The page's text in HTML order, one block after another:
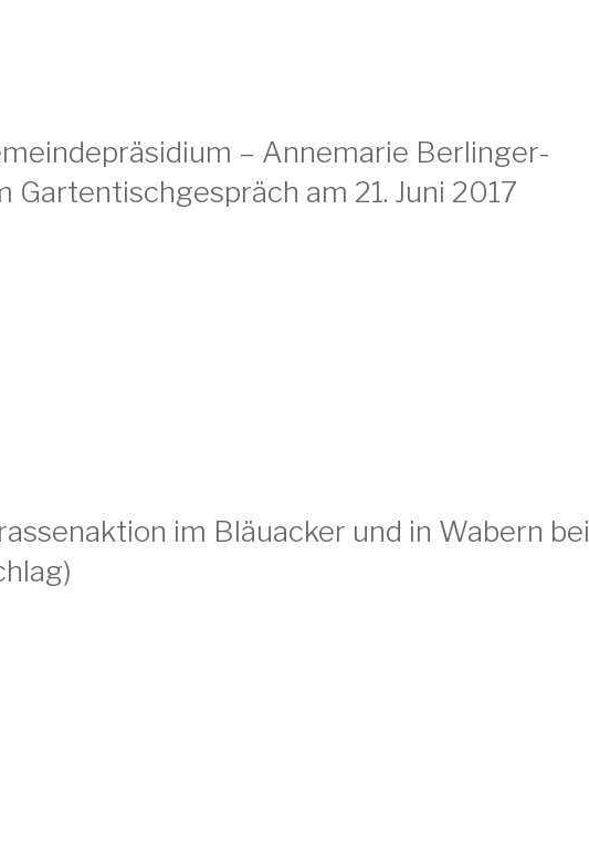
– Annemarie Berlinger-
am 21. Juni 2017
im Bläuacker und in Wabern bei